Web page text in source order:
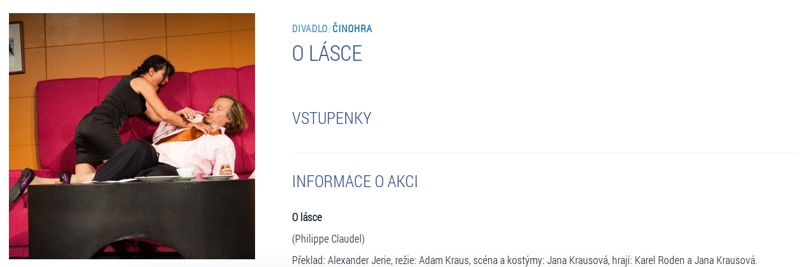
DIVADLO/ČINOHRA
O LÁSCE
VSTUPENKY
INFORMACE O AKCI
O lásce
(Philippe Claudel)
Překlad: Alexander Jerie, režie: Adam Kraus, scéna a kostýmy: Jana Krausová, hrají: Karel Roden a Jana Krausová.